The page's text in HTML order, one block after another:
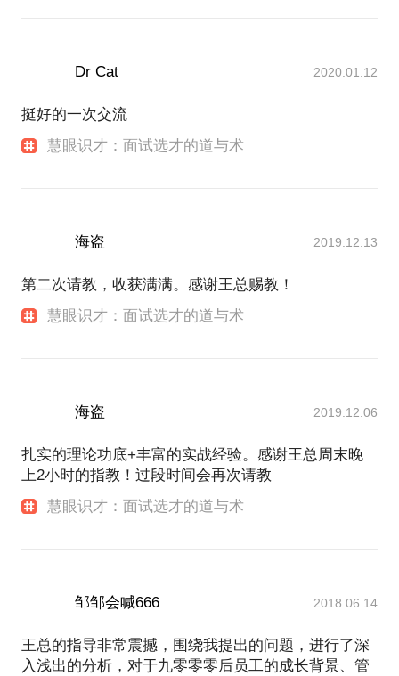
Dr Cat 2020.01.12
挺好的一次交流
慧眼识才：面试选才的道与术
海盗 2019.12.13
第二次请教，收获满满。感谢王总赐教！
慧眼识才：面试选才的道与术
海盗 2019.12.06
扎实的理论功底+丰富的实战经验。感谢王总周末晚
上2小时的指教！过段时间会再次请教
慧眼识才：面试选才的道与术
邹邹会喊666 2018.06.14
王总的指导非常震撼，围绕我提出的问题，进行了深
入浅出的分析，对于九零零零后员工的成长背景、管